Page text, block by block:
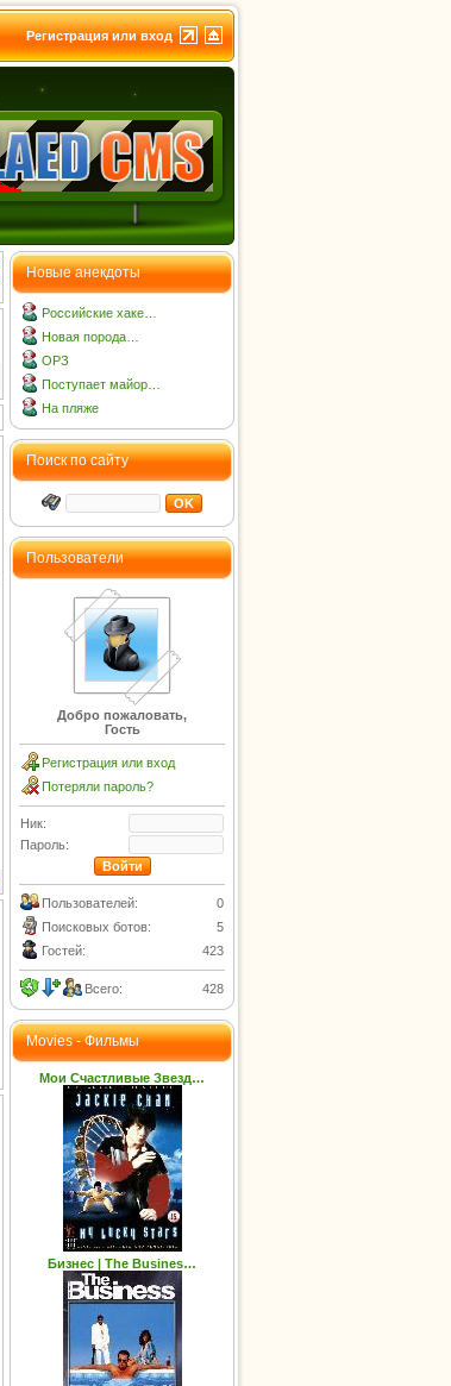
Регистрация или вход
Новые анекдоты
Российские хаке…
Новая порода…
ОРЗ
Поступает майор…
На пляже
Поиск по сайту
Пользователи
Добро пожаловать,
Гость
Регистрация или вход
Потеряли пароль?
Ник:
Пароль:
Пользователей:
0
Поисковых ботов:
5
Гостей:
423
Всего: 428
Movies - Фильмы
Мои Счастливые Звезд…
Бизнес | The Busines…